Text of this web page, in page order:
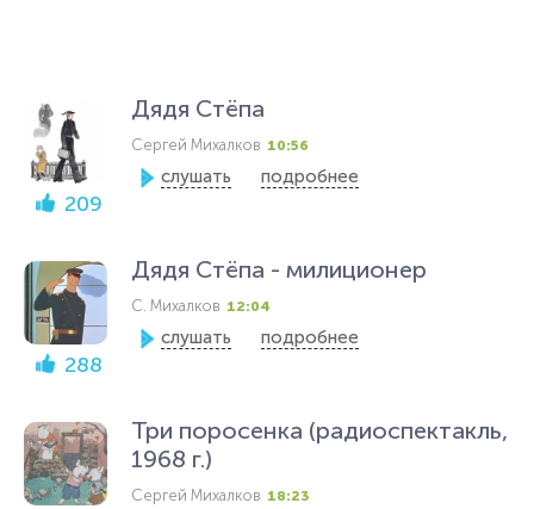
209
Дядя Стёпа
Сергей Михалков 10:56
слушать подробнее
288
Дядя Стёпа - милиционер
С. Михалков 12:04
слушать подробнее
Три поросенка (радиоспектакль,
1968 г.)
Сергей Михалков 18:23